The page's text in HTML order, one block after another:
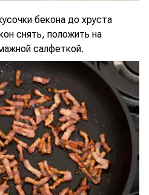
бекона до хруста
снять, положить на
салфеткой.